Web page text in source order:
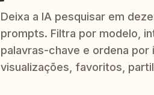
Deixa a IA pesquisar em
prompts. Filtra por modelo,
palavras-chave e ordena por
visualizações, favoritos,